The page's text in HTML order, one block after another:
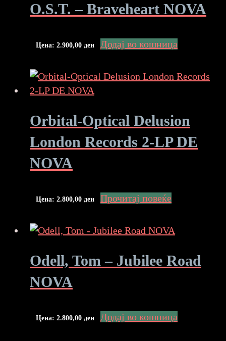
O.S.T. – Braveheart NOVA
Цена: 2.900,00 ден Додај во кошница
Orbital-Optical Delusion
London Records 2-LP DE
NOVA
Цена: 2.800,00 ден Прочитај повеќе
Odell, Tom – Jubilee Road
NOVA
Цена: 2.800,00 ден Додај во кошница